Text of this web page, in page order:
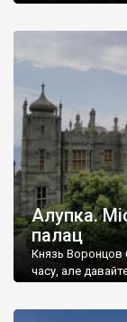
Алупка.
палац
Князь Воронцов
часу, але